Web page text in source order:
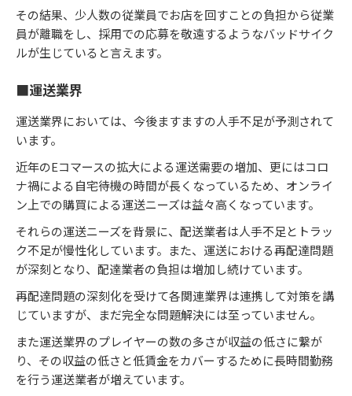
その結果、少人数の従業員でお店を回すことの負担から従業
員が離職をし、採用での応募を敬遠するようなバッドサイク
ルが生じていると言えます。
■運送業界
運送業界においては、今後ますますの人手不足が予測されて
います。
近年のEコマースの拡大による運送需要の増加、更にはコロ
ナ禍による自宅待機の時間が長くなっているため、オンライ
ン上での購買による運送ニーズは益々高くなっています。
それらの運送ニーズを背景に、配送業者は人手不足とトラッ
ク不足が慢性化しています。また、運送における再配達問題
が深刻となり、配達業者の負担は増加し続けています。
再配達問題の深刻化を受けて各関連業界は連携して対策を講
じていますが、まだ完全な問題解決には至っていません。
また運送業界のプレイヤーの数の多さが収益の低さに繋が
り、その収益の低さと低賃金をカバーするために長時間勤務
を行う運送業者が増えています。